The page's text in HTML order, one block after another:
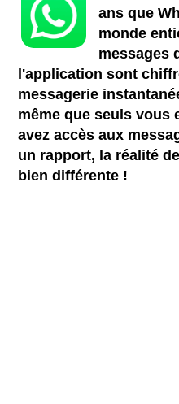
ans que
monde
messages
l'application sont
messagerie
même que seuls vous
avez accès aux
un rapport, la réalité
bien différente !